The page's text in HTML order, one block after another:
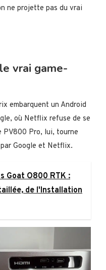
ne projette pas du vrai
vrai game-
embarquent un Android
où Netflix refuse de se
PV800 Pro, lui, tourne
Google et Netflix.
Goat O800 RTK :
de l'Installation